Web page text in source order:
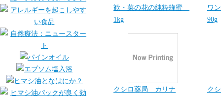
歓・菜の花の純粋蜂蜜
1kg
ワ
90g
クシロ薬局 カリナ
ク